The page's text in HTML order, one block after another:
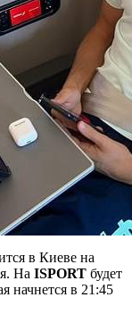
в Киеве на
На ISPORT будет
начнется в 21:45